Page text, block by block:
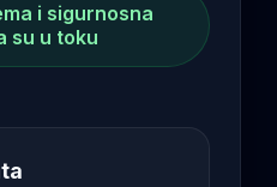
i sigurnosna
su u toku